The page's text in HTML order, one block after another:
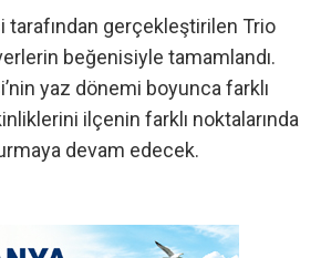
tarafından gerçekleştirilen Trio
beğenisiyle tamamlandı.
yaz dönemi boyunca farklı
ilçenin farklı noktalarında
devam edecek.